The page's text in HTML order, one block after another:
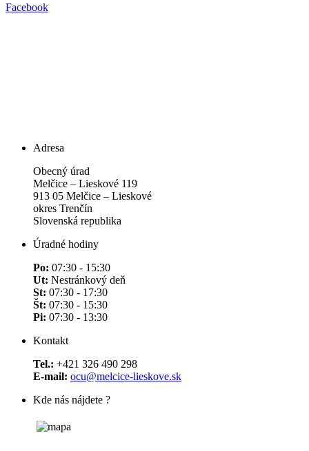
Facebook
Adresa
Obecný úrad
Melčice – Lieskové 119
913 05 Melčice – Lieskové
okres Trenčín
Slovenská republika
Úradné hodiny
Po: 07:30 - 15:30
Ut: Nestránkový deň
St: 07:30 - 17:30
Št: 07:30 - 15:30
Pi: 07:30 - 13:30
Kontakt
Tel.: +421 326 490 298
E-mail: ocu@melcice-lieskove.sk
Kde nás nájdete ?